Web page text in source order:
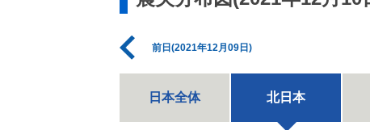
前日(2021年12月09日)
日本全体 北日本